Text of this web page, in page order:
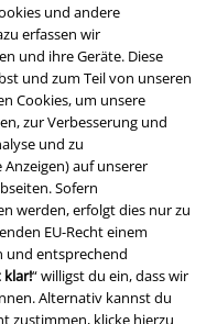
und andere
erfassen wir
und ihre Geräte. Diese
und zum Teil von unseren
Cookies, um unsere
zur Verbesserung und
und zu
auf unserer
Sofern
werden, erfolgt dies nur zu
EU-Recht einem
und entsprechend
klar!“ willigst du ein, dass wir
Alternativ kannst du
zustimmen, klicke hierzu